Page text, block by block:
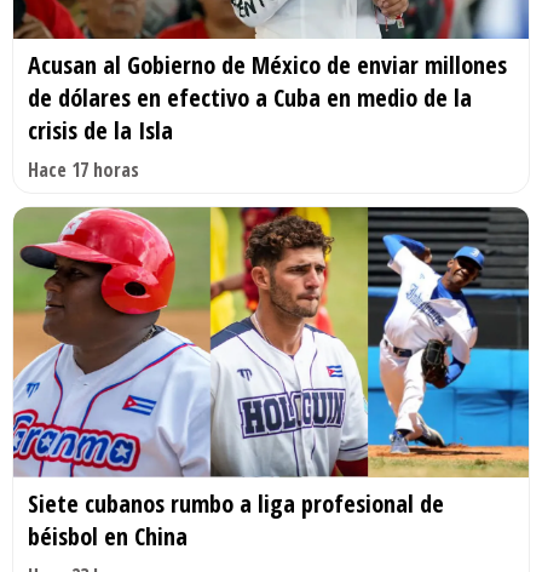
Acusan al Gobierno de México de enviar millones
de dólares en efectivo a Cuba en medio de la
crisis de la Isla
Hace 17 horas
Siete cubanos rumbo a liga profesional de
béisbol en China